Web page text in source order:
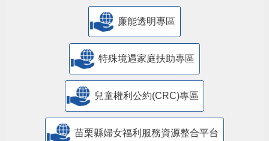
廉能透明專區
特殊境遇家庭扶助專區
兒童權利公約(CRC)專區
苗栗縣婦女福利服務資源整合平台